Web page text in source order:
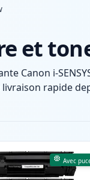
et
Canon i-
rapide
Avec